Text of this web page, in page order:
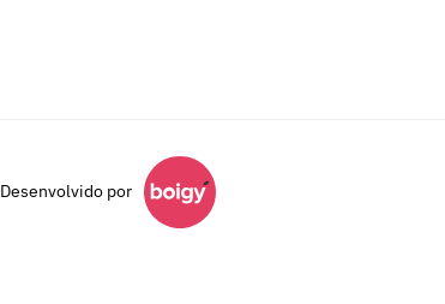
Desenvolvido por